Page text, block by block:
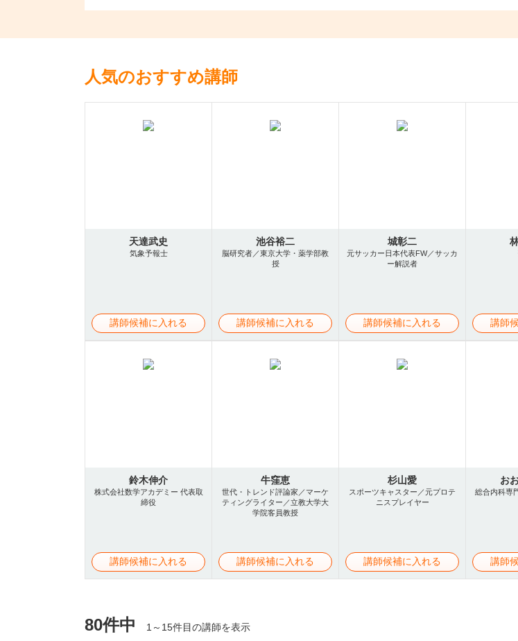
人気のおすすめ講師
天達武史
気象予報士
講師候補に入れる
池谷裕二
脳研究者／東京大学・薬学部教
授
講師候補に入れる
城彰二
元サッカー日本代表FW／サッカ
ー解説者
講師候補に入れる 講師
鈴木伸介
株式会社数学アカデミー 代表取
締役
講師候補に入れる
牛窪恵
世代・トレンド評論家／マーケ
ティングライター／立教大学大
学院客員教授
講師候補に入れる
杉山愛
スポーツキャスター／元プロテ
ニスプレイヤー
講師候補に入れる
お
総合内科専
講師
80件中 1～15件目の講師を表示